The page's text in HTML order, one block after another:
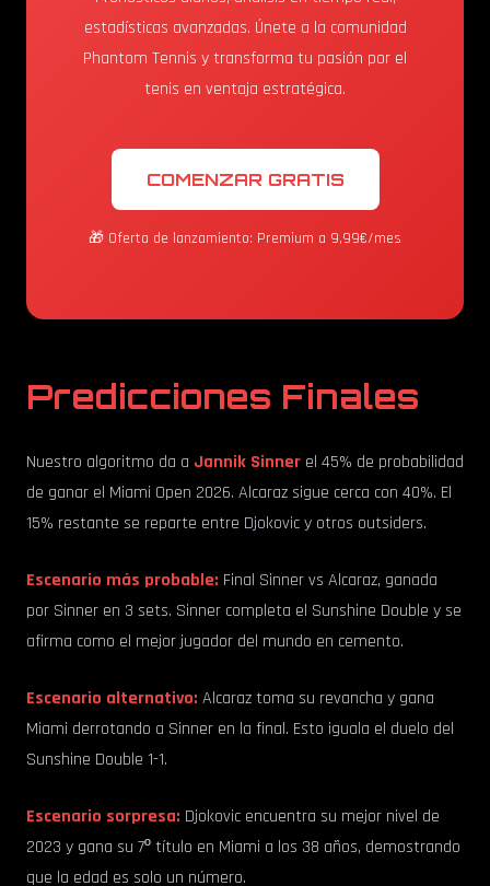
estadísticas avanzadas. Únete a la comunidad
Phantom Tennis y transforma tu pasión por el
tenis en ventaja estratégica.
COMENZAR GRATIS
🎁 Oferta de lanzamiento: Premium a 9,99€/mes
Predicciones Finales
Nuestro algoritmo da a Jannik Sinner el 45% de probabilidad
de ganar el Miami Open 2026. Alcaraz sigue cerca con 40%. El
15% restante se reparte entre Djokovic y otros outsiders.
Escenario más probable: Final Sinner vs Alcaraz, ganada
por Sinner en 3 sets. Sinner completa el Sunshine Double y se
afirma como el mejor jugador del mundo en cemento.
Escenario alternativo: Alcaraz toma su revancha y gana
Miami derrotando a Sinner en la final. Esto iguala el duelo del
Sunshine Double 1-1.
Escenario sorpresa: Djokovic encuentra su mejor nivel de
2023 y gana su 7º título en Miami a los 38 años, demostrando
que la edad es solo un número.